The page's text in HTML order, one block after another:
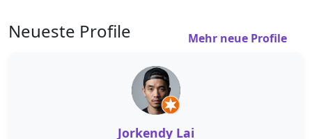
Neueste Profile Mehr neue Profile
Jorkendy Lai